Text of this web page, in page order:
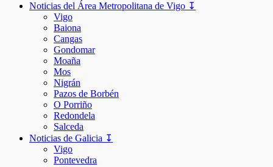
Noticias del Área Metropolitana de Vigo ↧
Vigo
Baiona
Cangas
Gondomar
Moaña
Mos
Nigrán
Pazos de Borbén
O Porriño
Redondela
Salceda
Noticias de Galicia ↧
Vigo
Pontevedra